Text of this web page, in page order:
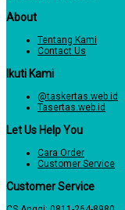
About
Tentang Kami
Contact Us
Ikuti Kami
@taskertas.web.id
Tasertas.web.id
Let Us Help You
Cara Order
Customer Service
Customer Service